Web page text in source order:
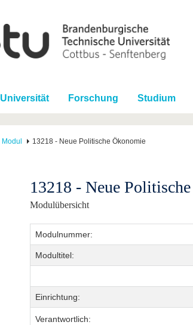
Universität Forschung Studium
Modul 13218 - Neue Politische Ökonomie
13218 - Neue
Modulübersicht
Modulnummer:
Modultitel:
Einrichtung:
Verantwortlich: